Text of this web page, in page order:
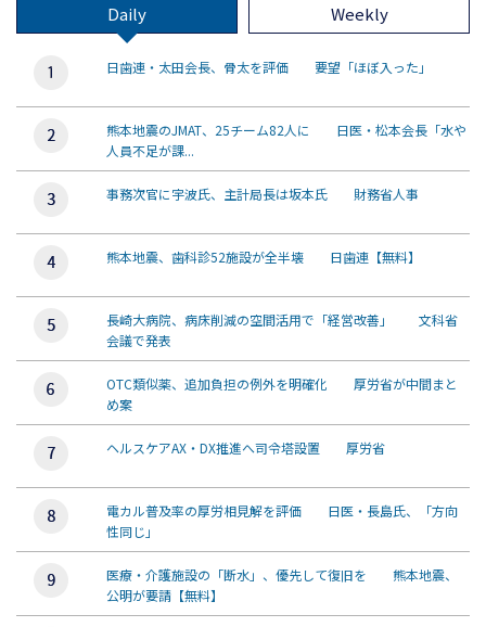
Daily Weekly
日歯連・太田会長、骨太を評価 要望「ほぼ入った」
熊本地震のJMAT、25チーム82人に 日医・松本会長「水や
人員不足が課...
事務次官に宇波氏、主計局長は坂本氏 財務省人事
熊本地震、歯科診52施設が全半壊 日歯連【無料】
長崎大病院、病床削減の空間活用で「経営改善」 文科省
会議で発表
OTC類似薬、追加負担の例外を明確化 厚労省が中間まと
め案
ヘルスケアAX・DX推進へ司令塔設置 厚労省
電カル普及率の厚労相見解を評価 日医・長島氏、「方向
性同じ」
医療・介護施設の「断水」、優先して復旧を 熊本地震、
公明が要請【無料】